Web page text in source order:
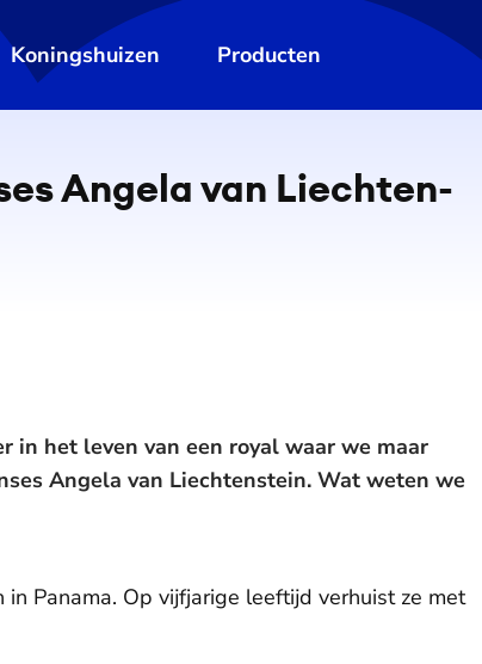
Koningshuizen Producten
Angela van Liech­ten­
in het leven van een royal waar we maar
Angela van Liechtenstein. Wat weten we
Panama. Op vijfjarige leeftijd verhuist ze met